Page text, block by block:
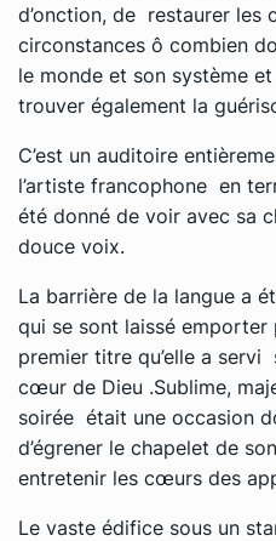
d’onction, de restaurer les
circonstances ô combien
le monde et son système
trouver également la
C’est un auditoire
l’artiste francophone en
été donné de voir avec sa
douce voix.
La barrière de la langue a
qui se sont laissé emporter
premier titre qu’elle a
cœur de Dieu .Sublime,
soirée était une occasion
d’égrener le chapelet de
entretenir les cœurs des
Le vaste édifice sous un